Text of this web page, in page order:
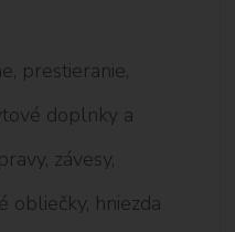
prestieranie,
doplnky a
závesy,
obliečky, hniezda